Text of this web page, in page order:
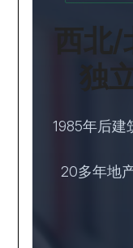
西北/
独
1985年后建
20多年地